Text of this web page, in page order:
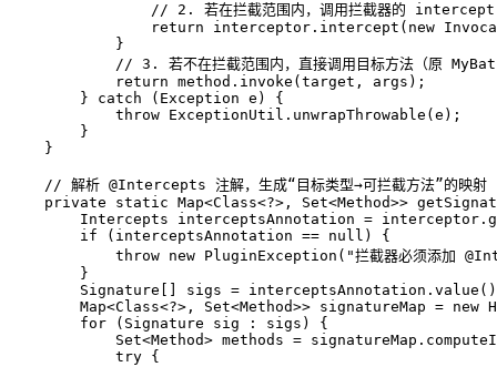
// 2. 若在拦截范围内，调用拦截器的 intercept
return interceptor.intercept( new
            }
// 3. 若不在拦截范围内，直接调用目标方法（原
return method.invoke(target, args);
        }
catch (Exception e) {
throw ExceptionUtil.unwrapThrowable(e);
        }
    }
// 解析 @Intercepts 注解，生成“目标类型→可拦截方法”的映射
private
static Map<Class<?>, Set<Method>>
Intercepts
interceptsAnnotation =
if (interceptsAnnotation == null ) {
throw new PluginException ( "拦截器必须添加
        }
Signature[] sigs =
        Map<Class<?>, Set<Method>> signatureMap =
new
for (Signature sig : sigs) {
Set<Method> methods =
try {